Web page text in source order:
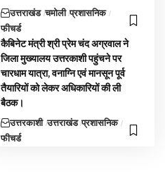
उत्तराखंड चमोली प्रशासनिक
फीचर्ड
कैबिनेट मंत्री श्री प्रेम चंद अग्रवाल ने
जिला मुख्यालय उत्तरकाशी पहुंचने पर
चारधाम यात्रा, वनाग्नि एवं मानसून पूर्व
तैयारियों को लेकर अधिकारियों की ली
बैठक।
उत्तरकाशी उत्तराखंड प्रशासनिक
फीचर्ड